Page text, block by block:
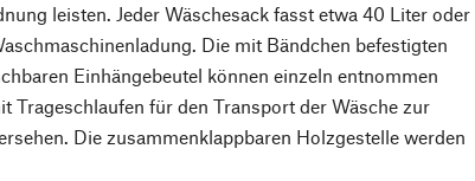
leisten. Jeder Wäschesack fasst etwa 40 Liter oder
Die mit Bändchen befestigten
Einhängebeutel können einzeln entnommen
Trageschlaufen für den Transport der Wäsche zur
Die zusammenklappbaren Holzgestelle werden